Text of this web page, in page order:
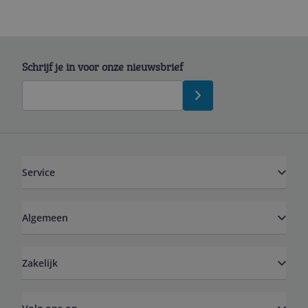
Schrijf je in voor onze nieuwsbrief
Service
Algemeen
Zakelijk